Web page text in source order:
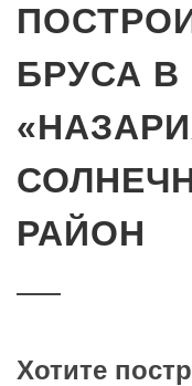
БРУСА В
РАЙОН
Хотите